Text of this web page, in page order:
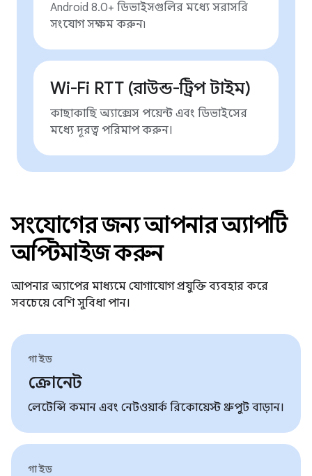
Android 8.0+ ডিভাইসগুলির মধ্যে সরাসরি
সংযোগ সক্ষম করুন৷
Wi-Fi RTT (রাউন্ড-ট্রিপ টাইম)
কাছাকাছি অ্যাক্সেস পয়েন্ট এবং ডিভাইসের
মধ্যে দূরত্ব পরিমাপ করুন।
সংযোগের জন্য আপনার অ্যাপটি
অপ্টিমাইজ করুন
আপনার অ্যাপের মাধ্যমে যোগাযোগ প্রযুক্তি ব্যবহার করে
সবচেয়ে বেশি সুবিধা পান।
গাইড
ক্রোনেট
লেটেন্সি কমান এবং নেটওয়ার্ক রিকোয়েস্ট থ্রুপুট বাড়ান।
গাইড